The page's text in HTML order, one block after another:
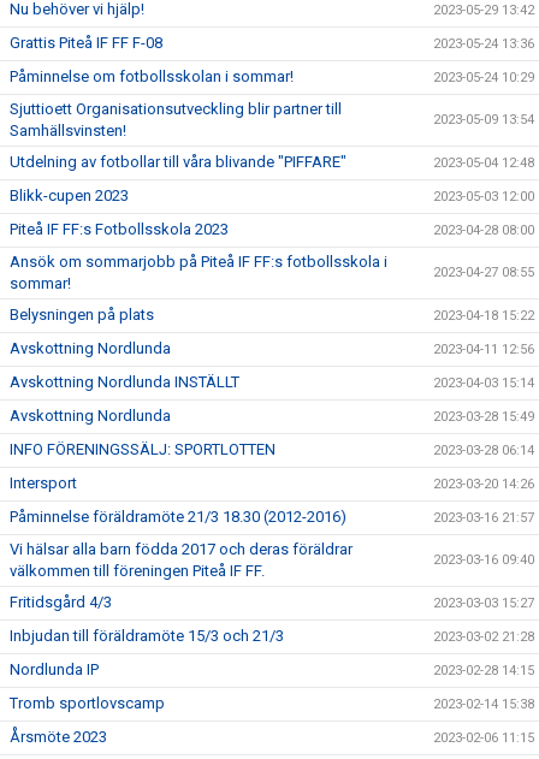
Nu behöver vi hjälp! 2023-05-29 13:42
Grattis Piteå IF FF F-08 2023-05-24 13:36
Påminnelse om fotbollsskolan i sommar! 2023-05-24 10:29
Sjuttioett Organisationsutveckling blir partner till
Samhällsvinsten!
2023-05-09 13:54
Utdelning av fotbollar till våra blivande "PIFFARE" 2023-05-04 12:48
Blikk-cupen 2023 2023-05-03 12:00
Piteå IF FF:s Fotbollsskola 2023 2023-04-28 08:00
Ansök om sommarjobb på Piteå IF FF:s fotbollsskola i
sommar!
2023-04-27 08:55
Belysningen på plats 2023-04-18 15:22
Avskottning Nordlunda 2023-04-11 12:56
Avskottning Nordlunda INSTÄLLT 2023-04-03 15:14
Avskottning Nordlunda 2023-03-28 15:49
INFO FÖRENINGSSÄLJ: SPORTLOTTEN 2023-03-28 06:14
Intersport 2023-03-20 14:26
Påminnelse föräldramöte 21/3 18.30 (2012-2016) 2023-03-16 21:57
Vi hälsar alla barn födda 2017 och deras föräldrar
välkommen till föreningen Piteå IF FF.
2023-03-16 09:40
Fritidsgård 4/3 2023-03-03 15:27
Inbjudan till föräldramöte 15/3 och 21/3 2023-03-02 21:28
Nordlunda IP 2023-02-28 14:15
Tromb sportlovscamp 2023-02-14 15:38
Årsmöte 2023 2023-02-06 11:15